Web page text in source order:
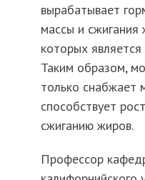
вырабатывает
массы и
которых
Таким образом,
только снабжает
способствует
сжиганию жиров.
Профессор